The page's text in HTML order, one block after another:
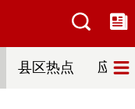
县区热点 应急